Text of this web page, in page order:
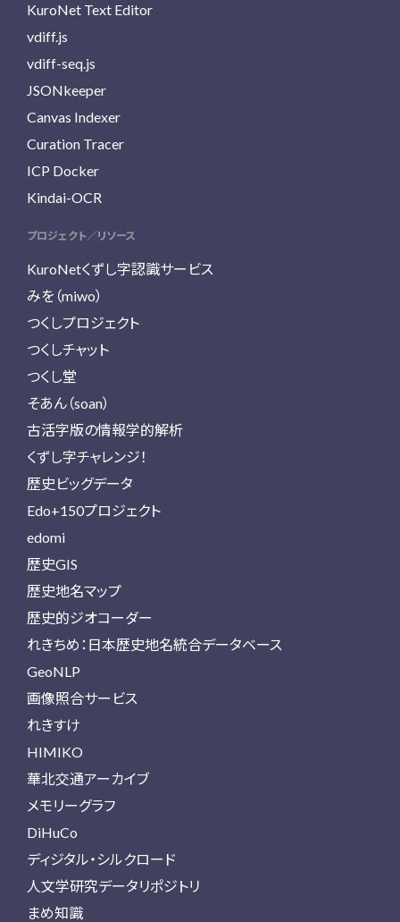
KuroNet Text Editor
vdiff.js
vdiff-seq.js
JSONkeeper
Canvas Indexer
Curation Tracer
ICP Docker
Kindai-OCR
プロジェクト／リソース
KuroNetくずし字認識サービス
みを（miwo）
つくしプロジェクト
つくしチャット
つくし堂
そあん（soan）
古活字版の情報学的解析
くずし字チャレンジ！
歴史ビッグデータ
Edo+150プロジェクト
edomi
歴史GIS
歴史地名マップ
歴史的ジオコーダー
れきちめ：日本歴史地名統合データベース
GeoNLP
画像照合サービス
れきすけ
HIMIKO
華北交通アーカイブ
メモリーグラフ
DiHuCo
ディジタル・シルクロード
人文学研究データリポジトリ
まめ知識